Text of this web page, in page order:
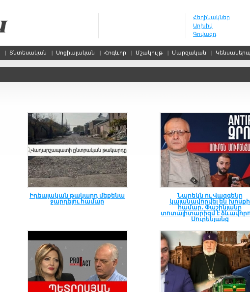
Հեղինակներ
Արխիվ
Գովազդ
| Տնտեսական | Սոցիալական | Հոգևոր | Մշակույթ | Մարզական | Կենսակերպ
Իդեալական թակարդ մեքենա
ջարդելու համար
Նարեկն ու Վազգենը
կալանավորվել են խոսքի
համար․ Փաշինյանը
տոտալիտարիզմ է
Սուրենյանց